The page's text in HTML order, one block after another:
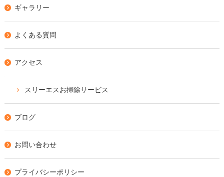
ギャラリー
よくある質問
アクセス
スリーエスお掃除サービス
ブログ
お問い合わせ
プライバシーポリシー